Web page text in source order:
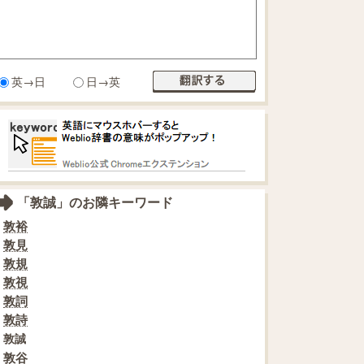
英→日 日→英
「敦誠」のお隣キーワード
敦裕
敦見
敦規
敦視
敦詞
敦詩
敦誠
敦谷